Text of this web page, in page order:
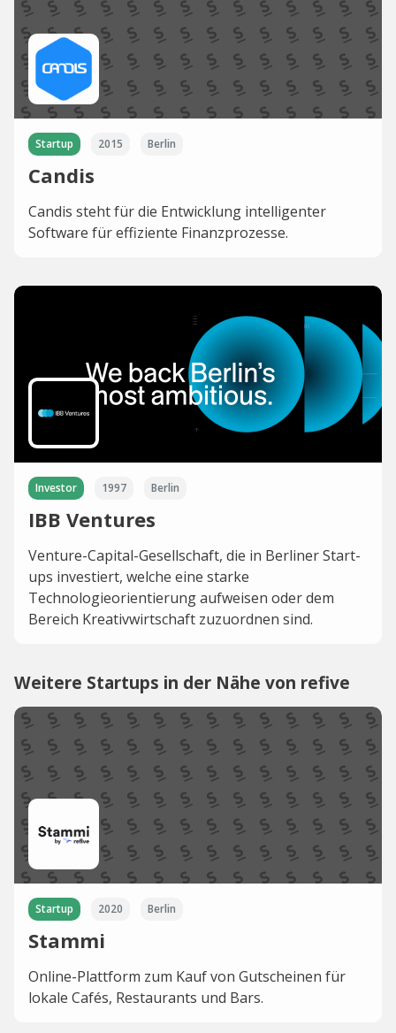
Startup 2015 Berlin
Candis
Candis steht für die Entwicklung intelligenter
Software für effiziente Finanzprozesse.
Investor 1997 Berlin
IBB Ventures
Venture-Capital-Gesellschaft, die in Berliner Start-
ups investiert, welche eine starke
Technologieorientierung aufweisen oder dem
Bereich Kreativwirtschaft zuzuordnen sind.
Weitere Startups in der Nähe von refive
Startup 2020 Berlin
Stammi
Online-Plattform zum Kauf von Gutscheinen für
lokale Cafés, Restaurants und Bars.